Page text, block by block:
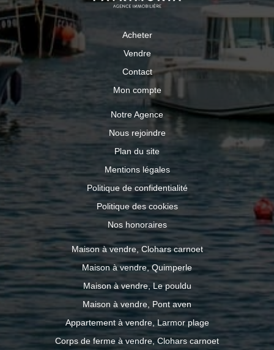
Acheter
Vendre
Contact
Mon compte
Notre Agence
Nous rejoindre
Plan du site
Mentions légales
Politique de confidentialité
Politique des cookies
Nos honoraires
Maison à vendre, Clohars carnoet
Maison à vendre, Quimperle
Maison à vendre, Le pouldu
Maison à vendre, Pont aven
Appartement à vendre, Larmor plage
Corps de ferme à vendre, Clohars carnoet